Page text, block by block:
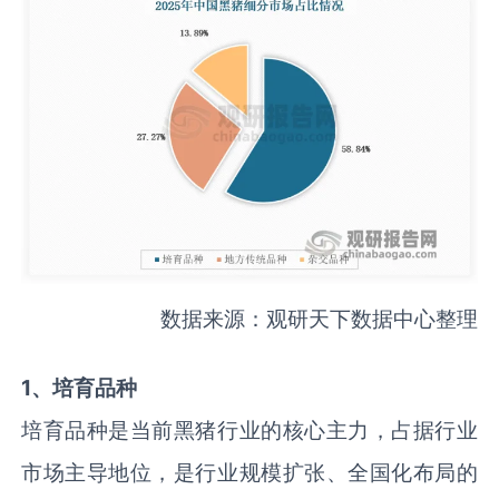
数据来源：观研天下数据中心整理
1、培育品种
培育品种是当前黑猪行业的核心主力，占据行业
市场主导地位，是行业规模扩张、全国化布局的